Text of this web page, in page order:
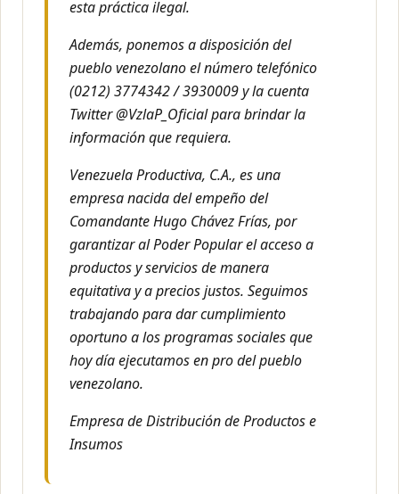
esta práctica ilegal.
Además, ponemos a disposición del
pueblo venezolano el número telefónico
(0212) 3774342 / 3930009 y la cuenta
Twitter @VzlaP_Oficial para brindar la
información que requiera.
Venezuela Productiva, C.A., es una
empresa nacida del empeño del
Comandante Hugo Chávez Frías, por
garantizar al Poder Popular el acceso a
productos y servicios de manera
equitativa y a precios justos. Seguimos
trabajando para dar cumplimiento
oportuno a los programas sociales que
hoy día ejecutamos en pro del pueblo
venezolano.
Empresa de Distribución de Productos e
Insumos